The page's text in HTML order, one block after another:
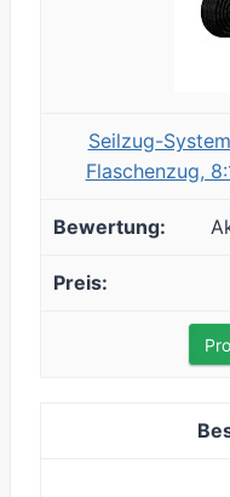
Seilzug-
Flaschenzug,